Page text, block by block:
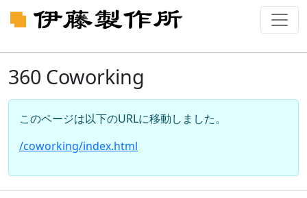
360 Coworking
このページは以下のURLに移動しました。
/coworking/index.html